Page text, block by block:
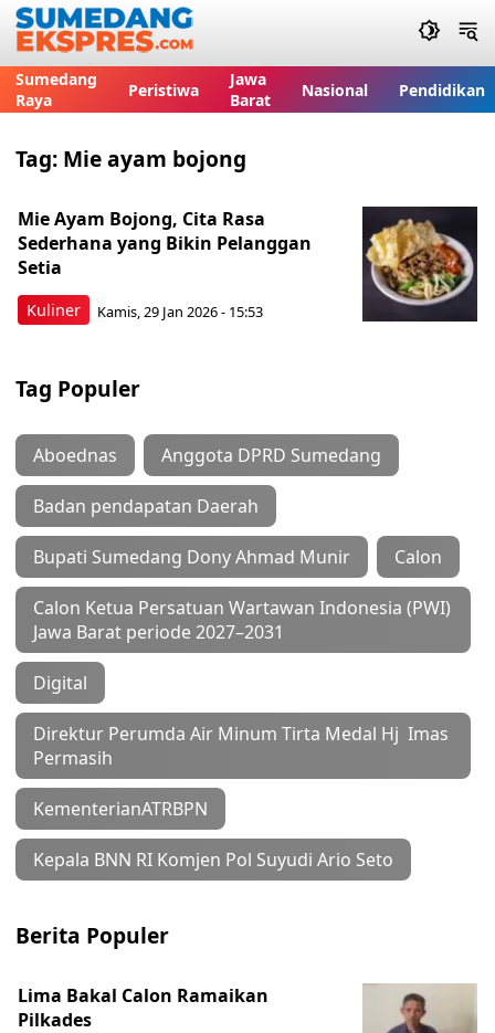
Sumedang
Raya
Peristiwa
Jawa
Barat
Nasional Pendidikan
Tag: Mie ayam bojong
Kuliner
Mie Ayam Bojong, Cita Rasa
Sederhana yang Bikin Pelanggan
Setia
Kamis, 29 Jan 2026 - 15:53
Tag Populer
Aboednas Anggota DPRD Sumedang
Badan pendapatan Daerah
Bupati Sumedang Dony Ahmad Munir Calon
Calon Ketua Persatuan Wartawan Indonesia (PWI)
Jawa Barat periode 2027–2031
Digital
Direktur Perumda Air Minum Tirta Medal Hj Imas
Permasih
KementerianATRBPN
Kepala BNN RI Komjen Pol Suyudi Ario Seto
Berita Populer
Lima Bakal Calon Ramaikan
Pilkades